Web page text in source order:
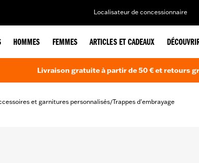
Localisateur de concessionnaire
HOMMES FEMMES ARTICLES ET CADEAUX
Livraison gratuite à partir de 50 € et retours
et garnitures personnalisés/Trappes d'embrayage